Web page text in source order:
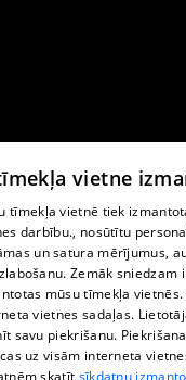
vietne
tīmekļa vietnē tiek
darbību., nosūtītu
un satura mērījumus,
Zemāk
mūsu tīmekļa
vietnes sadaļas.
savu piekrišanu.
uz visām interneta
skatīt sīkdatņu